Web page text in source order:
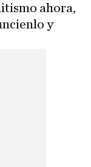
ahora,
y